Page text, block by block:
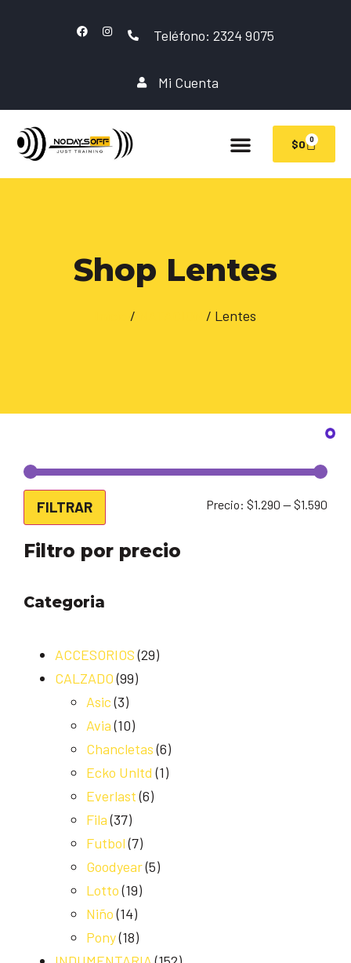
Teléfono: 2324 9075
Mi Cuenta
$0 0
Shop Lentes
/ / Lentes
FILTRAR Precio: $1.290 —$1.590
Filtro por precio
Categoria
ACCESORIOS (29)
CALZADO (99)
Asic (3)
Avia (10)
Chancletas (6)
Ecko Unltd (1)
Everlast (6)
Fila (37)
Futbol (7)
Goodyear(5)
Lotto (19)
Niño (14)
Pony(18)